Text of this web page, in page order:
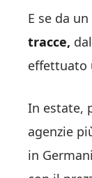
E se da
tracce,
effettuato
In estate,
agenzie
in